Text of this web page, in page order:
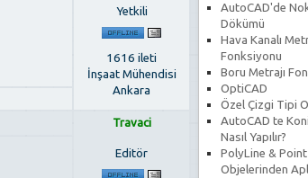
AutoCAD'de
Dökümü
Hava Kanalı
Fonksiyonu
Boru Metrajı
OptiCAD
Özel Çizgi Tipi
AutoCAD te Koni
Nasıl Yapılır?
PolyLine & Point
Objelerinden
Yetkili
1616 ileti
İnşaat Mühendisi
Ankara
Travaci
Editör